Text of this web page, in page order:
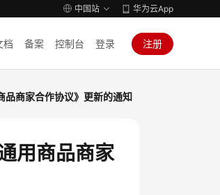
中国站 华为云App
档 备案 控制台 登录 注册
品商家合作协议》更新的通知
用商品商家